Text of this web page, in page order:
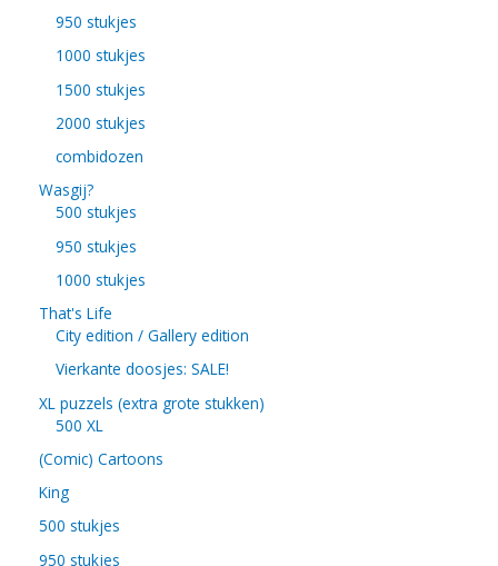
950 stukjes
1000 stukjes
1500 stukjes
2000 stukjes
combidozen
Wasgij?
500 stukjes
950 stukjes
1000 stukjes
That's Life
City edition / Gallery edition
Vierkante doosjes: SALE!
XL puzzels (extra grote stukken)
500 XL
(Comic) Cartoons
King
500 stukjes
950 stukjes